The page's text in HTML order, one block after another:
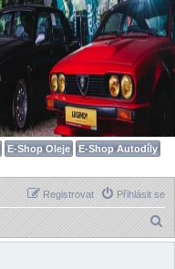
E-Shop Oleje
E-Shop Autodíly
Přihlásit se
Registrovat
l